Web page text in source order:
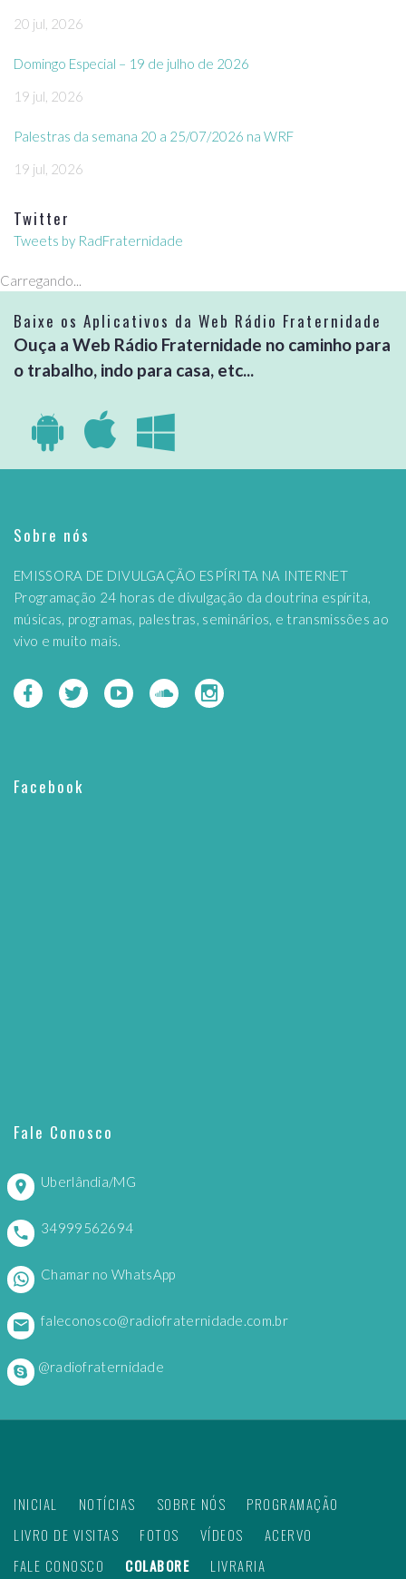
20 jul, 2026
Domingo Especial – 19 de julho de 2026
19 jul, 2026
Palestras da semana 20 a 25/07/2026 na WRF
19 jul, 2026
Twitter
Tweets by RadFraternidade
Carregando...
Baixe os Aplicativos da Web Rádio Fraternidade
Ouça a Web Rádio Fraternidade no caminho para
o trabalho, indo para casa, etc...
Sobre nós
EMISSORA DE DIVULGAÇÃO ESPÍRITA NA INTERNET
Programação 24 horas de divulgação da doutrina espírita,
músicas, programas, palestras, seminários, e transmissões ao
vivo e muito mais.
Facebook
Fale Conosco
Uberlândia/MG
34999562694
Chamar no WhatsApp
faleconosco@radiofraternidade.com.br
@radiofraternidade
INICIAL NOTÍCIAS SOBRE NÓS
PROGRAMAÇÃO
LIVRO DE VISITAS
FOTOS VÍDEOS
ACERVO
FALE CONOSCO
COLABORE LIVRARIA